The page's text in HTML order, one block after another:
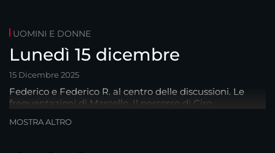
UOMINI E DONNE
Lunedì 15 dicembre
15 Dicembre 2025
Federico e Federico R. al centro delle discussioni. Le
frequentazioni di Marcello. Il percorso di Ciro.
MOSTRA ALTRO